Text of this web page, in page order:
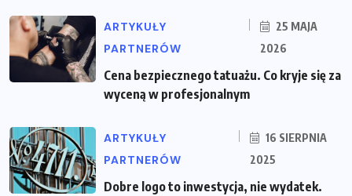
ARTYKUŁY
PARTNERÓW
25 MAJA
2026
Cena bezpiecznego tatuażu. Co kryje się za
wyceną w profesjonalnym
ARTYKUŁY
PARTNERÓW
16 SIERPNIA
2025
Dobre logo to inwestycja, nie wydatek.